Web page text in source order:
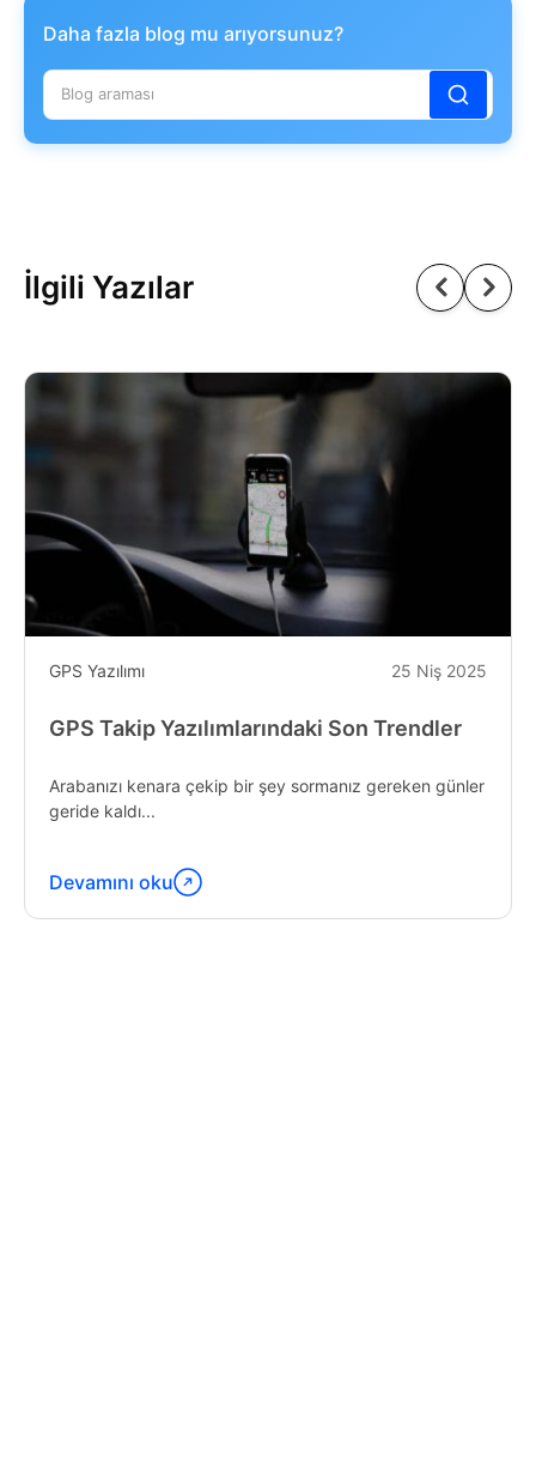
Daha fazla blog mu arıyorsunuz?
İlgili Yazılar
GPS Yazılımı 25 Niş 2025
GPS Takip Yazılımlarındaki Son Trendler
Arabanızı kenara çekip bir şey sormanız gereken günler
geride kaldı...
"Latest
Trends
Devamını oku